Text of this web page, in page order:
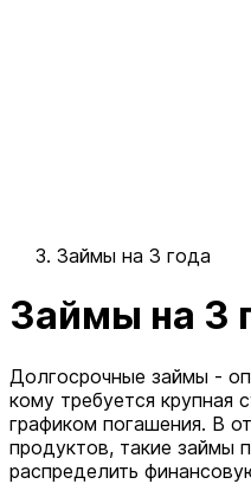
Займы на 3 года
Займы на 3
Долгосрочные займы -
кому требуется крупная
графиком погашения. В
продуктов, такие займы
распределить